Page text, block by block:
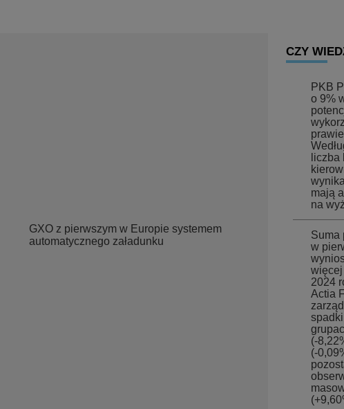
GXO z pierwszym w Europie systemem
automatycznego załadunku
CZY
PKB
o 9%
mają
na
Suma
w
2024
Actia
(-
(-